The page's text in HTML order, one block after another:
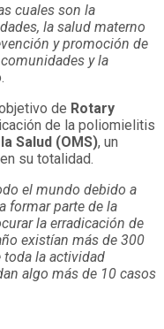
cuales son la
la salud materno
y promoción de
y la
de Rotary
de la poliomielitis
Salud (OMS), un
su totalidad.
el mundo debido a
formar parte de la
la erradicación de
existían más de 300
toda la actividad
algo más de 10 casos